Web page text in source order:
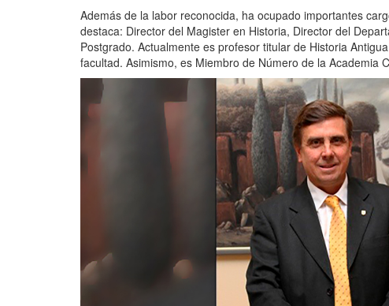
Además de la labor reconocida, ha ocupado importantes
destaca: Director del Magister en Historia, Director del
Postgrado. Actualmente es profesor titular de Historia
facultad. Asimismo, es Miembro de Número de la Academia